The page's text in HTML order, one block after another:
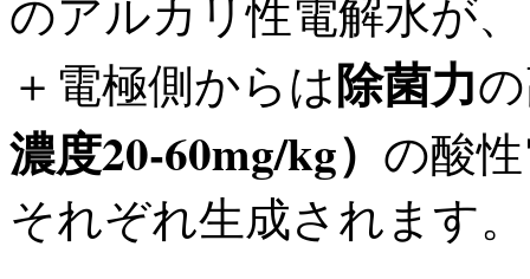
のアルカリ性電解水が、
＋電極側からは除菌力
濃度20-60mg/kg） の酸
それぞれ生成されます。